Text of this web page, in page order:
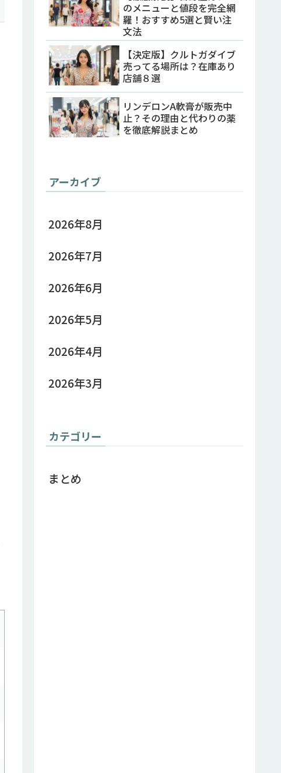
のメニューと値段を完全網
羅！おすすめ5選と賢い注
文法
【決定版】クルトガダイブ
売ってる場所は？在庫あり
店舗８選
リンデロンA軟膏が販売中
止？その理由と代わりの薬
を徹底解説まとめ
アーカイブ
2026年8月
2026年7月
2026年6月
2026年5月
2026年4月
2026年3月
カテゴリー
まとめ